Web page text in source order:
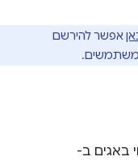
אפשר להירשם
באגים ב-